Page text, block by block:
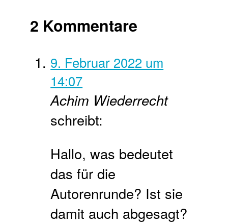
2 Kommentare
9. Februar 2022 um
14:07
Achim Wiederrecht
schreibt:
Hallo, was bedeutet
das für die
Autorenrunde? Ist sie
damit auch abgesagt?